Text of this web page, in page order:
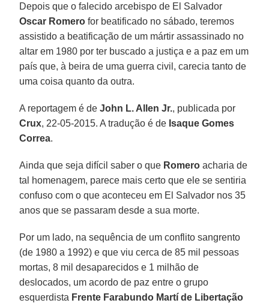
Depois que o falecido arcebispo de El Salvador
Oscar Romero for beatificado no sábado, teremos
assistido a beatificação de um mártir assassinado no
altar em 1980 por ter buscado a justiça e a paz em um
país que, à beira de uma guerra civil, carecia tanto de
uma coisa quanto da outra.
A reportagem é de John L. Allen Jr., publicada por
Crux, 22-05-2015. A tradução é de Isaque Gomes
Correa.
Ainda que seja difícil saber o que Romero acharia de
tal homenagem, parece mais certo que ele se sentiria
confuso com o que aconteceu em El Salvador nos 35
anos que se passaram desde a sua morte.
Por um lado, na sequência de um conflito sangrento
(de 1980 a 1992) e que viu cerca de 85 mil pessoas
mortas, 8 mil desaparecidos e 1 milhão de
deslocados, um acordo de paz entre o grupo
esquerdista Frente Farabundo Martí de Libertação